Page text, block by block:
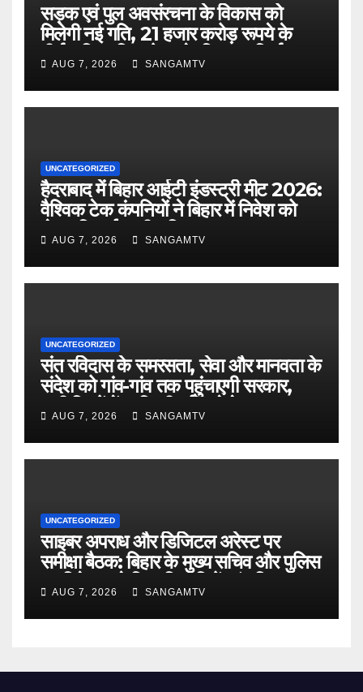
सड़क एवं पुल अवसंरचना के विकास को
मिलेगी नई गति, 21 हजार करोड़ रूपये के
विभाग और नाबार्ड के बीच समझौता :
मुख्यमंत्री
AUG 7, 2026 SANGAMTV
UNCATEGORIZED
हैदराबाद में बिहार आईटी इंडस्ट्री मीट 2026:
वैश्विक टेक कंपनियों ने बिहार में निवेश को
AUG 7, 2026 SANGAMTV
UNCATEGORIZED
संत रविदास के समरसता, सेवा और मानवता के
संदेश को गांव-गांव तक पहुंचाएगी सरकार,
रहा है आवासीय विद्यालय : मुख्यमंत्री
AUG 7, 2026 SANGAMTV
UNCATEGORIZED
साइबर अपराध और डिजिटल अरेस्ट पर
समीक्षा बैठक: बिहार के मुख्य सचिव और पुलिस
अधीक्षकों के साथ की उच्च स्तरीय बैठक
AUG 7, 2026 SANGAMTV